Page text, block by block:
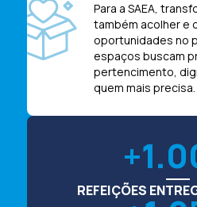
Para a SAEA,
também acolher e
oportunidades no
espaços buscam
pertencimento,
quem mais precisa.
REFEIÇÕES